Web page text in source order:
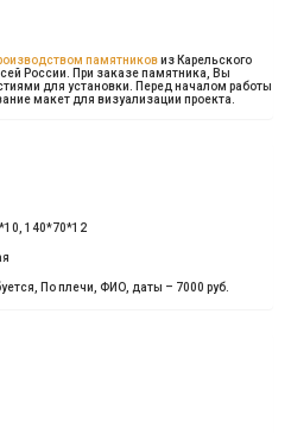
памятниковиз Карельского
России. При заказе памятника, Вы
для установки. Перед началом работы
макет для визуализации проекта.
140*70*12
По плечи, ФИО, даты – 7000 руб.